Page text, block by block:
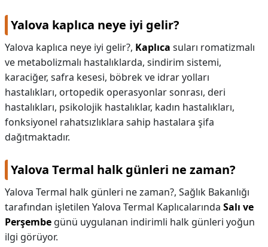
Yalova kaplıca neye iyi gelir?
Yalova kaplıca neye iyi gelir?, Kaplıca suları romatizmalı
ve metabolizmalı hastalıklarda, sindirim sistemi,
karaciğer, safra kesesi, böbrek ve idrar yolları
hastalıkları, ortopedik operasyonlar sonrası, deri
hastalıkları, psikolojik hastalıklar, kadın hastalıkları,
fonksiyonel rahatsızlıklara sahip hastalara şifa
dağıtmaktadır.
Yalova Termal halk günleri ne zaman?
Yalova Termal halk günleri ne zaman?, Sağlık Bakanlığı
tarafından işletilen Yalova Termal Kaplıcalarında Salı ve
Perşembe günü uygulanan indirimli halk günleri yoğun
ilgi görüyor.